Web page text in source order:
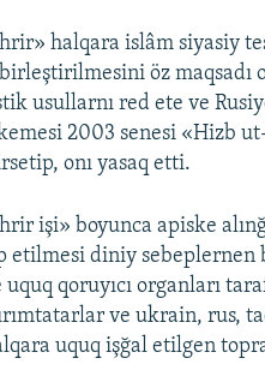
halqara islâm siyasiy
öz maqsadı
usullarnı red ete ve
2003 senesi «Hizb
onı yasaq etti.
işi» boyunca apiske
etilmesi diniy sebeplernen
uquq qoruyıcı organları
ve ukrain, rus,
uquq işğal etilgen